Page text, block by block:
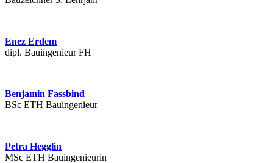
Enez Erdem
dipl. Bauingenieur FH
Benjamin Fassbind
BSc ETH Bauingenieur
Petra Hegglin
MSc ETH Bauingenieurin